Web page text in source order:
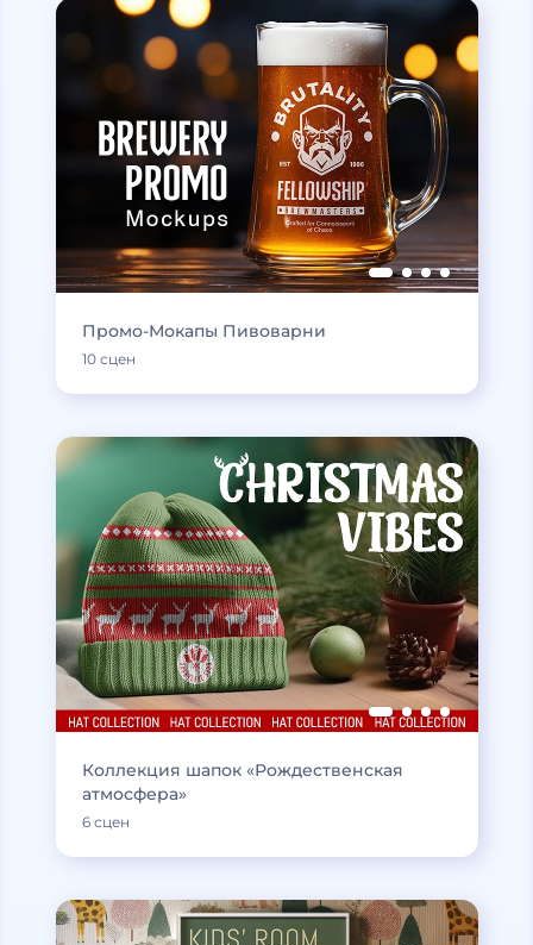
Промо-Мокапы Пивоварни
10 сцен
Коллекция шапок «Рождественская
атмосфера»
6 сцен